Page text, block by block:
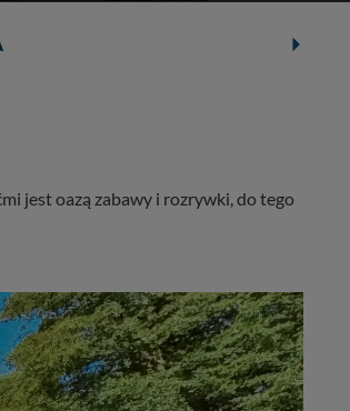
jest oazą zabawy i rozrywki, do tego